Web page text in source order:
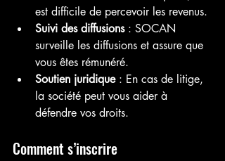
est difficile de percevoir les revenus.
Suivi des diffusions : SOCAN
surveille les diffusions et assure que
vous êtes rémunéré.
Soutien juridique : En cas de litige,
la société peut vous aider à
défendre vos droits.
Comment s’inscrire